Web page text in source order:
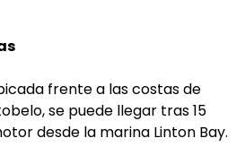
frente a las costas de
se puede llegar tras 15
desde la marina Linton Bay.